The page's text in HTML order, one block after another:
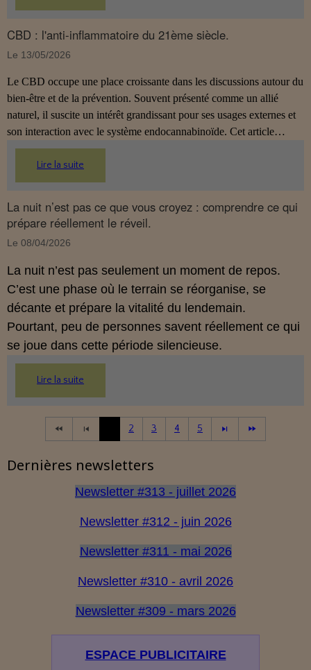
CBD : l'anti-inflammatoire du 21ème siècle.
Le 13/05/2026
Le CBD occupe une place croissante dans les discussions autour du
bien‑être et de la prévention. Souvent présenté comme un allié
naturel, il suscite un intérêt grandissant pour ses usages externes et
son interaction avec le système endocannabinoïde. Cet article
propose une mise au point claire, moderne et conforme à la
réglementation française de 2026.
Lire la suite
La nuit n’est pas ce que vous croyez : comprendre ce qui
prépare réellement le réveil.
Le 08/04/2026
La nuit n’est pas seulement un moment de repos.
C’est une phase où le terrain se réorganise, se
décante et prépare la vitalité du lendemain.
Pourtant, peu de personnes savent réellement ce qui
se joue dans cette période silencieuse.
Lire la suite
2 3 4 5
Dernières newsletters
Newsletter #313 - juillet 2026
Newsletter #312 - juin 2026
Newsletter #311 - mai 2026
Newsletter #310 - avril 2026
Newsletter #309 - mars 2026
ESPACE PUBLICITAIRE